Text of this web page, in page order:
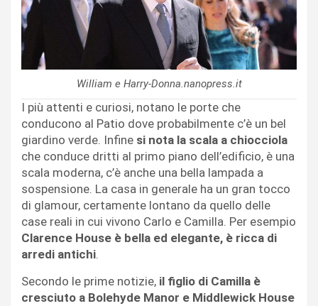
William e Harry-Donna.nanopress.it
I più attenti e curiosi, notano le porte che
conducono al Patio dove probabilmente c’è un bel
giardino verde. Infine si nota la scala a chiocciola
che conduce dritti al primo piano dell’edificio, è una
scala moderna, c’è anche una bella lampada a
sospensione. La casa in generale ha un gran tocco
di glamour, certamente lontano da quello delle
case reali in cui vivono Carlo e Camilla. Per esempio
Clarence House è bella ed elegante, è ricca di
arredi antichi.
Secondo le prime notizie, il figlio di Camilla è
cresciuto a Bolehyde Manor e Middlewick House